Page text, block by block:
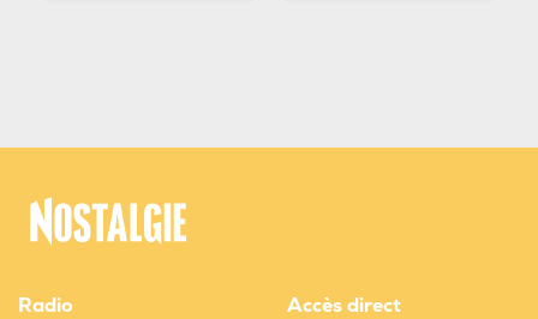
Radio Accès direct